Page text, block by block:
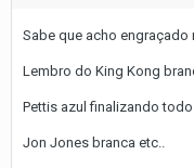
Sabe que acho engraçado
Lembro do King Kong
Pettis azul finalizando todo
Jon Jones branca etc..